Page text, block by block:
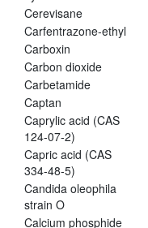
Cerevisane
Carfentrazone-ethyl
Carboxin
Carbon dioxide
Carbetamide
Captan
Caprylic acid (CAS
124-07-2)
Capric acid (CAS
334-48-5)
Candida oleophila
strain O
Calcium phosphide